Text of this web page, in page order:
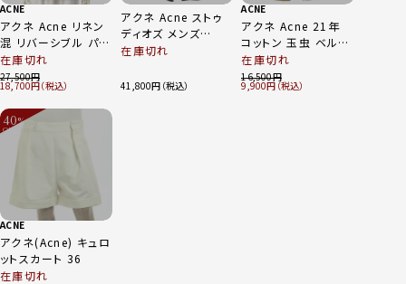
ACNE
アクネ Acne リネン
混 リバーシブル パッ
チワーク テーラード
ジャケット インディゴ
ブルー 36
在庫切れ
27,500
18,700
アクネ Acne ストゥ
ディオズ メンズ
24SS テーラード ト
ラック 44
在庫切れ
41,800
ACNE
アクネ Acne 21年
コットン 玉虫 ベルテ
ッド チノパンツ スラ
ックス ボトムス ベー
ジュ 36
在庫切れ
16,500
9,900
40%
OFF
ACNE
アクネ(Acne) キュロ
ットスカート 36
在庫切れ